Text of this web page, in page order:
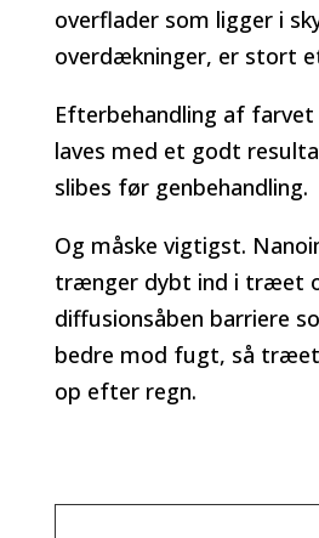
overflader som ligger i
overdækninger, er stort
Efterbehandling af farvet
laves med et godt
slibes før genbehandling.
Og måske vigtigst.
trænger dybt ind i træet
diffusionsåben barriere
bedre mod fugt, så
op efter regn.